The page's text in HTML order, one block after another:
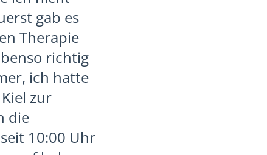
gab es
Therapie
richtig
ich hatte
zur
die
10:00 Uhr